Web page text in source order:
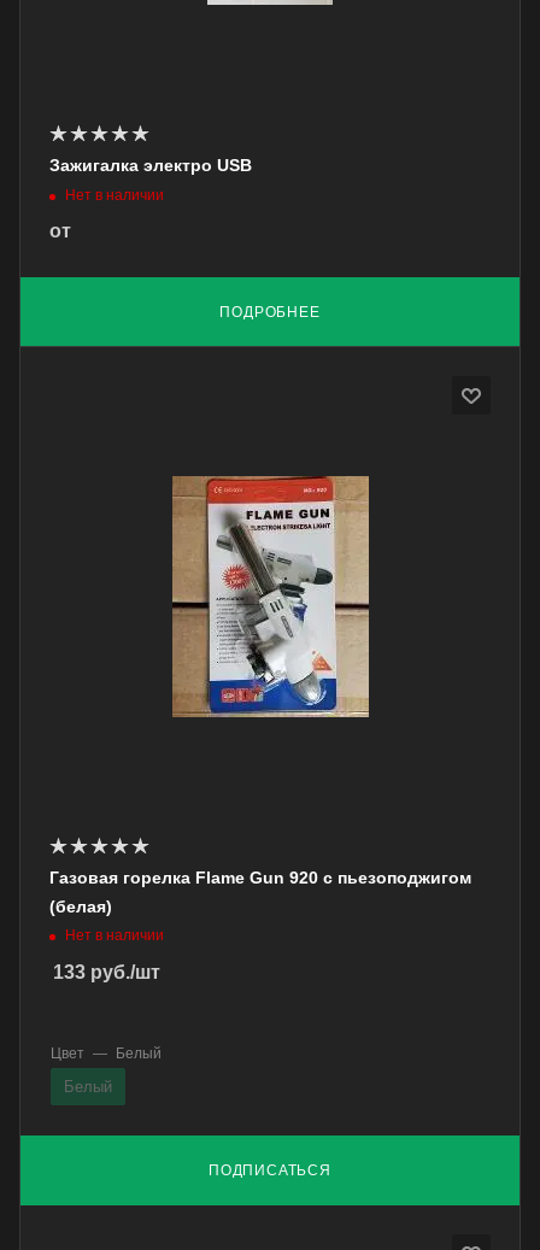
Зажигалка электро USB
Нет в наличии
от
ПОДРОБНЕЕ
Газовая горелка Flame Gun 920 с пьезоподжигом
(белая)
Нет в наличии
133 руб./шт
ПОДПИСАТЬСЯ
Цвет — Белый
Белый